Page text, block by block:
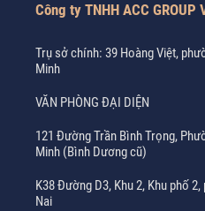
Công ty TNHH ACC GROUP
Trụ sở chính: 39 Hoàng Việt,
Minh
VĂN PHÒNG ĐẠI DIỆN
121 Đường Trần Bình Trọng,
Minh (Bình Dương cũ)
K38 Đường D3, Khu 2, Khu phố
Nai